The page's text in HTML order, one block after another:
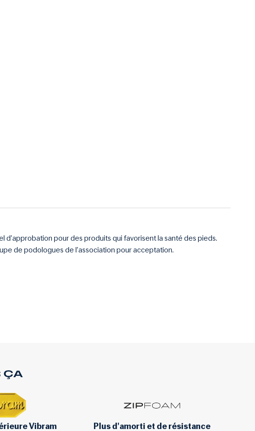
d’approbation pour des produits qui favorisent la santé des pieds.
de podologues de l’association pour acceptation.
ÇA
Vibram Plus d'amorti et de résistance